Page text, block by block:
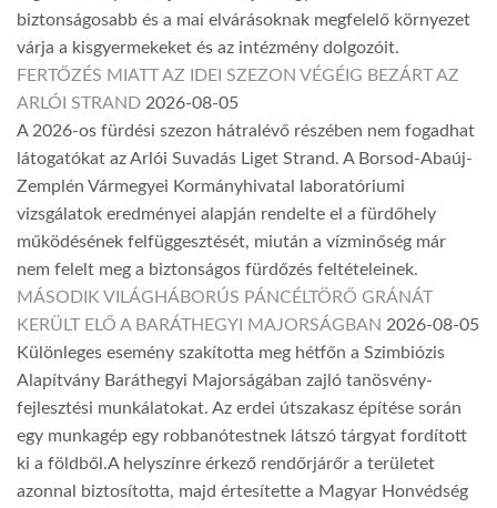
biztonságosabb és a mai elvárásoknak megfelelő környezet
várja a kisgyermekeket és az intézmény dolgozóit.
FERTŐZÉS MIATT AZ IDEI SZEZON VÉGÉIG BEZÁRT AZ
ARLÓI STRAND 2026-08-05
A 2026-os fürdési szezon hátralévő részében nem fogadhat
látogatókat az Arlói Suvadás Liget Strand. A Borsod-Abaúj-
Zemplén Vármegyei Kormányhivatal laboratóriumi
vizsgálatok eredményei alapján rendelte el a fürdőhely
működésének felfüggesztését, miután a vízminőség már
nem felelt meg a biztonságos fürdőzés feltételeinek.
MÁSODIK VILÁGHÁBORÚS PÁNCÉLTÖRŐ GRÁNÁT
KERÜLT ELŐ A BARÁTHEGYI MAJORSÁGBAN 2026-08-05
Különleges esemény szakította meg hétfőn a Szimbiózis
Alapítvány Baráthegyi Majorságában zajló tanösvény-
fejlesztési munkálatokat. Az erdei útszakasz építése során
egy munkagép egy robbanótestnek látszó tárgyat fordított
ki a földből.A helyszínre érkező rendőrjárőr a területet
azonnal biztosította, majd értesítette a Magyar Honvédség